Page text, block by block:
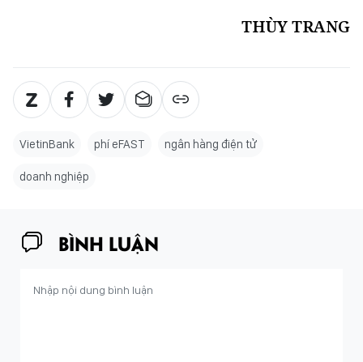
THÙY TRANG
VietinBank phí eFAST ngân hàng điện tử
doanh nghiệp
BÌNH LUẬN